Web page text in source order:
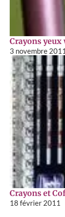
Crayons
3 novembre 2011
Crayons et
18 février 2011